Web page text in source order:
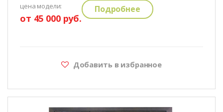
цена модели:
от 45 000 руб.
Подробнее
Добавить в избранное